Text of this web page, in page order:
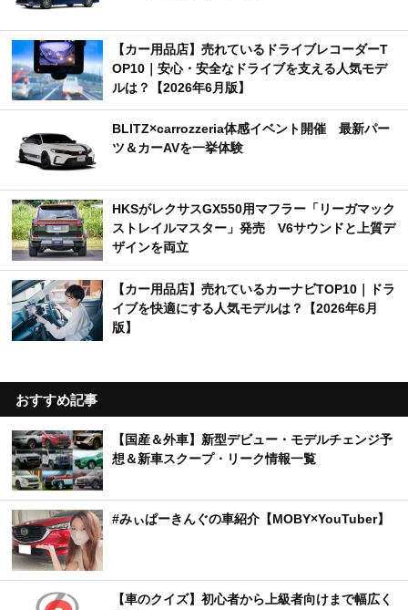
【カー用品店】売れているドライブレコーダーT
OP10｜安心・安全なドライブを支える人気モデ
ルは？【2026年6月版】
BLITZ×carrozzeria体感イベント開催 最新パー
ツ＆カーAVを一挙体験
HKSがレクサスGX550用マフラー「リーガマック
ストレイルマスター」発売 V6サウンドと上質デ
ザインを両立
【カー用品店】売れているカーナビTOP10｜ドラ
イブを快適にする人気モデルは？【2026年6月
版】
おすすめ記事
【国産＆外車】新型デビュー・モデルチェンジ予
想＆新車スクープ・リーク情報一覧
#みぃぱーきんぐの車紹介【MOBY×YouTuber】
【車のクイズ】初心者から上級者向けまで幅広く